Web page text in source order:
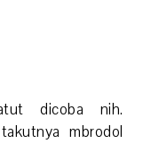
dicoba nih.
mbrodol